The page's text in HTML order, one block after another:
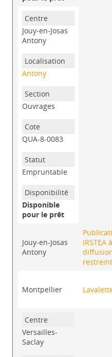
Jouy-en-Josas
Antony
Antony
Ouvrages
QUA-8-0083
Empruntable
Disponible
pour le prêt
Jouy-en-Josas
Antony
IRSTEA à
Montpellier
Versailles-
Saclay